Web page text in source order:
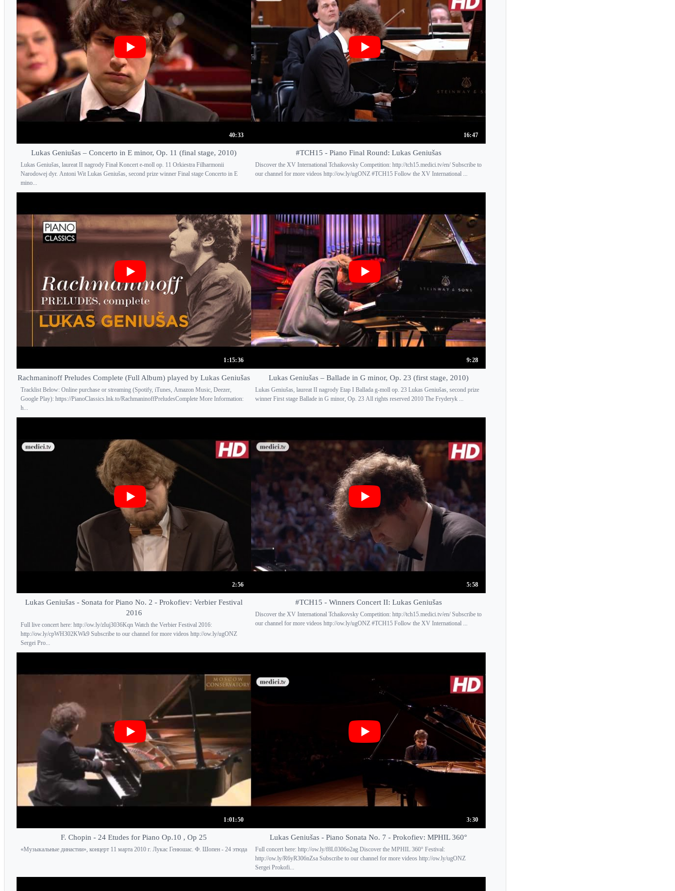
40:33
Lukas Geniušas – Concerto in E minor, Op. 11 (final stage, 2010)
Lukas Geniušas, laureat II nagrody Finał Koncert e-moll op. 11 Orkiestra Filharmonii
Narodowej dyr. Antoni Wit Lukas Geniušas, second prize winner Final stage Concerto in E
mino...
16:47
#TCH15 - Piano Final Round: Lukas Geniušas
Discover the XV International Tchaikovsky Competition: http://tch15.medici.tv/en/ Subscribe to
our channel for more videos http://ow.ly/ugONZ #TCH15 Follow the XV International ...
1:15:36
Rachmaninoff Preludes Complete (Full Album) played by Lukas Geniušas
Tracklist Below: Online purchase or streaming (Spotify, iTunes, Amazon Music, Deezer,
Google Play): https://PianoClassics.lnk.to/RachmaninoffPreludesComplete More Information:
h...
9:28
Lukas Geniušas – Ballade in G minor, Op. 23 (first stage, 2010)
Lukas Geniušas, laureat II nagrody Etap I Ballada g-moll op. 23 Lukas Geniušas, second prize
winner First stage Ballade in G minor, Op. 23 All rights reserved 2010 The Fryderyk ...
2:56
Lukas Geniušas - Sonata for Piano No. 2 - Prokofiev: Verbier Festival
2016
Full live concert here: http://ow.ly/zIuj3036Kqn Watch the Verbier Festival 2016:
http://ow.ly/cpWH302KWk9 Subscribe to our channel for more videos http://ow.ly/ugONZ
Sergei Pro...
5:58
#TCH15 - Winners Concert II: Lukas Geniušas
Discover the XV International Tchaikovsky Competition: http://tch15.medici.tv/en/ Subscribe to
our channel for more videos http://ow.ly/ugONZ #TCH15 Follow the XV International ...
1:01:50
F. Chopin - 24 Etudes for Piano Op.10 , Op 25
«Музыкальные династии», концерт 11 марта 2010 г. Лукас Генюшас. Ф. Шопен - 24 этюда
3:30
Lukas Geniušas - Piano Sonata No. 7 - Prokofiev: MPHIL 360°
Full concert here: http://ow.ly/f8L0306o2ag Discover the MPHIL 360° Festival:
http://ow.ly/R6yR306nZsa Subscribe to our channel for more videos http://ow.ly/ugONZ
Sergei Prokofi...